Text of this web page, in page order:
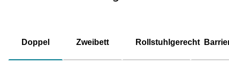
Doppel Zweibett Rollstuhlgerecht